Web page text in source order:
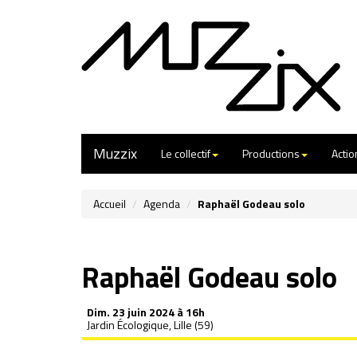
Muzzix Le collectif Productions
Accueil Agenda Raphaël Godeau solo
Raphaël Godeau solo
Dim. 23 juin 2024 à 16h
Jardin Écologique, Lille (59)